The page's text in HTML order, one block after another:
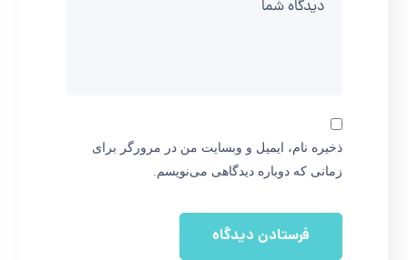
ذخیره نام، ایمیل و وبسایت من در مرورگر برای
زمانی که دوباره دیدگاهی می‌نویسم.